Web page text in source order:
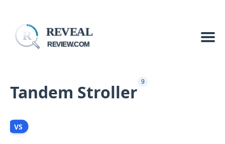
R REVEAL
REVIEW.COM
Tandem Stroller 9
VS